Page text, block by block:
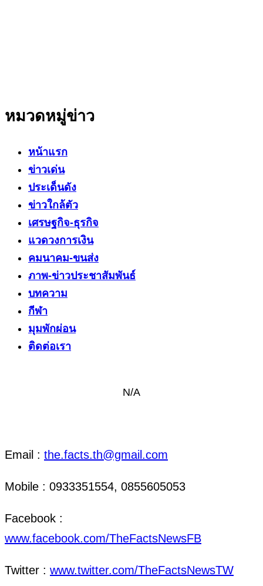
หมวดหมู่ข่าว
หน้าแรก
ข่าวเด่น
ประเด็นดัง
ข่าวใกล้ตัว
เศรษฐกิจ-ธุรกิจ
แวดวงการเงิน
คมนาคม-ขนส่ง
ภาพ-ข่าวประชาสัมพันธ์
บทความ
กีฬา
มุมพักผ่อน
ติดต่อเรา
N/A
Email : the.facts.th@gmail.com
Mobile : 0933351554, 0855605053
Facebook :
www.facebook.com/TheFactsNewsFB
Twitter : www.twitter.com/TheFactsNewsTW